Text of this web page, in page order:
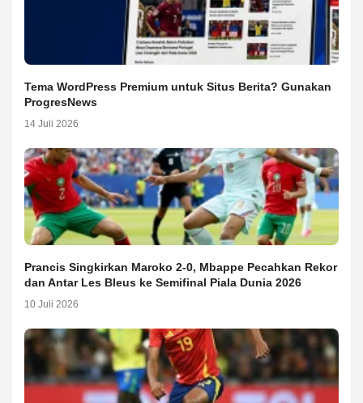
Tema WordPress Premium untuk Situs Berita? Gunakan
ProgresNews
14 Juli 2026
Prancis Singkirkan Maroko 2-0, Mbappe Pecahkan Rekor
dan Antar Les Bleus ke Semifinal Piala Dunia 2026
10 Juli 2026